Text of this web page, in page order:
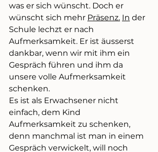
was er sich wünscht. Doch er
wünscht sich mehr Präsenz. In der
Schule lechzt er nach
Aufmerksamkeit. Er ist äusserst
dankbar, wenn wir mit ihm ein
Gespräch führen und ihm da
unsere volle Aufmerksamkeit
schenken.
Es ist als Erwachsener nicht
einfach, dem Kind
Aufmerksamkeit zu schenken,
denn manchmal ist man in einem
Gespräch verwickelt, will noch